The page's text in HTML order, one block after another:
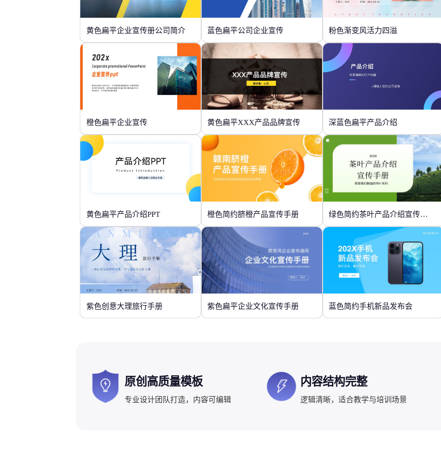
黄色扁平企业宣传册公司简介 蓝色扁平公司企业宣传 粉色渐变风活力四溢
橙色扁平企业宣传 黄色扁平XXX产品品牌宣传 深蓝色扁平产品介绍
黄色扁平产品介绍PPT 橙色简约脐橙产品宣传手册 绿色简约茶叶产品介绍宣传手册
紫色创意大理旅行手册 紫色扁平企业文化宣传手册 蓝色简约手机新品发布会
原创高质量模板
专业设计团队打造，内容可编辑
内容结构完整
逻辑清晰，适合教学与培训场景